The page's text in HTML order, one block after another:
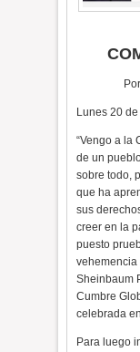
Por
Lunes 20
“Vengo a la
de un
sobre todo,
que ha
sus
creer en la
puesto
Sheinbaum
Cumbre
celebrada
Para luego